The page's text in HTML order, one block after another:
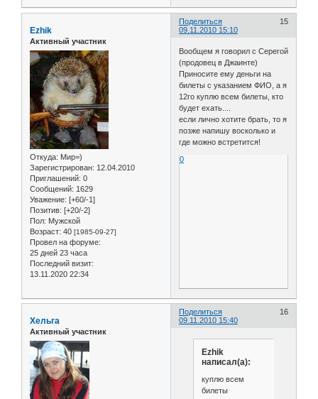
Поделиться
15
09.11.2010 15:10
Ezhik
Активный участник
Откуда: Мир=)
Зарегистрирован: 12.04.2010
Приглашений: 0
Сообщений: 1629
Уважение: [+60/-1]
Позитив: [+20/-2]
Пол: Мужской
Возраст: 40 [1985-09-27]
Провел на форуме:
25 дней 23 часа
Последний визит:
13.11.2020 22:34
Вообщем я говорил с Серегой
(продовец в Джаинте)
Приносите ему деньги на
билеты с указанием ФИО, а я
12го куплю всем билеты, кто
будет ехать....
если лично хотите брать, то я
позже напишу восколько и
где можно встретится!
0
Поделиться
16
09.11.2010 15:40
Хельга
Активный участник
Ezhik
написал(а):
куплю всем
билеты